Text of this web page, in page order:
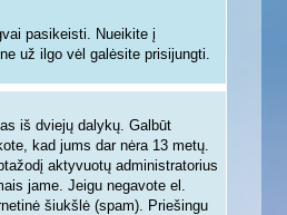
pasikeisti. Nueikite į
už ilgo vėl galėsite prisijungti.
iš dviejų dalykų. Galbūt
kad jums dar nėra 13 metų.
aktyvuotų administratorius
jame. Jeigu negavote el.
šiukšlė (spam). Priešingu